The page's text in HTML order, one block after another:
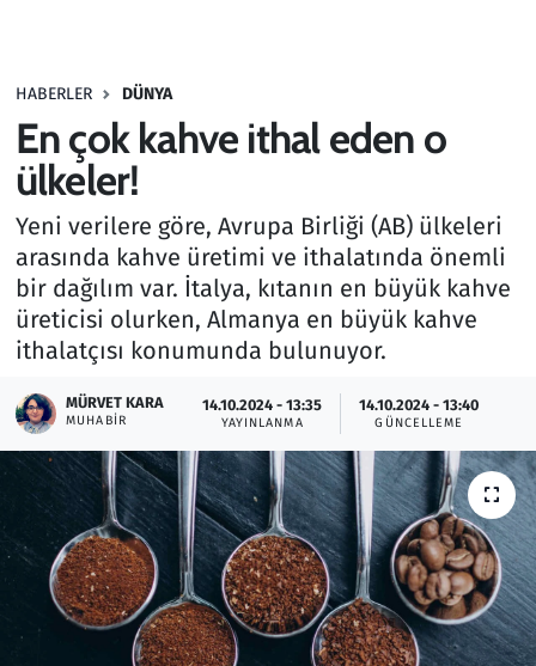
HABERLER DÜNYA
En çok kahve ithal eden o
ülkeler!
Yeni verilere göre, Avrupa Birliği (AB) ülkeleri
arasında kahve üretimi ve ithalatında önemli
bir dağılım var. İtalya, kıtanın en büyük kahve
üreticisi olurken, Almanya en büyük kahve
ithalatçısı konumunda bulunuyor.
MÜRVET KARA
MUHABIR
14.10.2024 - 13:35
YAYINLANMA
14.10.2024 - 13:40
GÜNCELLEME
Haber
Kültür Sanat
Kurumsal Haberler
Lezzet Durağı
Memur ve Kamu
Otomobil
Oyun
Ramazan
Resmi İlanlar
Rüya Tabirleri